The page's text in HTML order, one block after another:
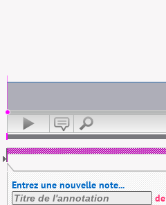
Entrez une nouvelle note...
de